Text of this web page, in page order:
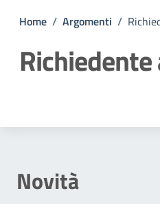
Home / Argomenti /
Novità